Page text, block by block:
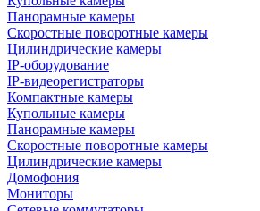
Панорамные камеры
Скоростные поворотные камеры
Цилиндрические камеры
IP-оборудование
IP-видеорегистраторы
Компактные камеры
Купольные камеры
Панорамные камеры
Скоростные поворотные камеры
Цилиндрические камеры
Домофония
Мониторы